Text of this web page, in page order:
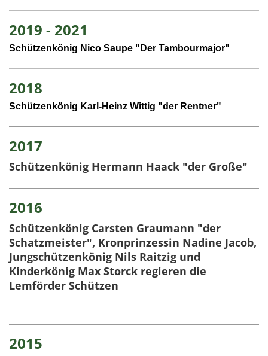
2019 - 2021
Schützenkönig Nico Saupe "Der Tambourmajor"
2018
Schützenkönig Karl-Heinz Wittig "der Rentner"
2017
Schützenkönig Hermann Haack "der Große"
2016
Schützenkönig Carsten Graumann "der
Schatzmeister", Kronprinzessin Nadine Jacob,
Jungschützenkönig Nils Raitzig und
Kinderkönig Max Storck regieren die
Lemförder Schützen
2015